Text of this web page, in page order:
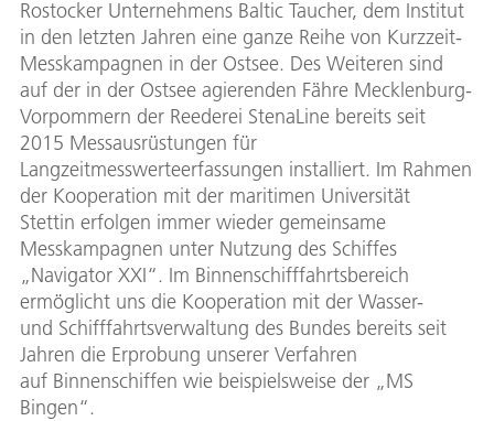
Rostocker Unternehmens Baltic Taucher, dem Institut
in den letzten Jahren eine ganze Reihe von Kurzzeit-
Messkampagnen in der Ostsee. Des Weiteren sind
auf der in der Ostsee agierenden Fähre Mecklenburg-
Vorpommern der Reederei StenaLine bereits seit
2015 Messausrüstungen für
Langzeitmesswerteerfassungen installiert. Im Rahmen
der Kooperation mit der maritimen Universität
Stettin erfolgen immer wieder gemeinsame
Messkampagnen unter Nutzung des Schiffes
„Navigator XXI“. Im Binnenschifffahrtsbereich
ermöglicht uns die Kooperation mit der Wasser-
und Schifffahrtsverwaltung des Bundes bereits seit
Jahren die Erprobung unserer Verfahren
auf Binnenschiffen wie beispielsweise der „MS
Bingen“.